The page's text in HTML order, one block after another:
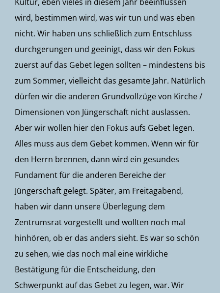
wird, bestimmen wird, was wir tun und was eben
nicht. Wir haben uns schließlich zum Entschluss
durchgerungen und geeinigt, dass wir den Fokus
zuerst auf das Gebet legen sollten – mindestens bis
zum Sommer, vielleicht das gesamte Jahr. Natürlich
dürfen wir die anderen Grundvollzüge von Kirche /
Dimensionen von Jüngerschaft nicht auslassen.
Aber wir wollen hier den Fokus aufs Gebet legen.
Alles muss aus dem Gebet kommen. Wenn wir für
den Herrn brennen, dann wird ein gesundes
Fundament für die anderen Bereiche der
Jüngerschaft gelegt. Später, am Freitagabend,
haben wir dann unsere Überlegung dem
Zentrumsrat vorgestellt und wollten noch mal
hinhören, ob er das anders sieht. Es war so schön
zu sehen, wie das noch mal eine wirkliche
Bestätigung für die Entscheidung, den
Schwerpunkt auf das Gebet zu legen, war. Wir